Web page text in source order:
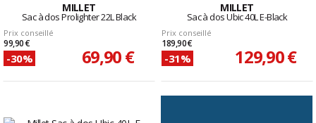
MILLET
Sac à dos Prolighter 22L Black
Prix conseillé
99,90 €
-30% 69,90 €
MILLET
Sac à dos Ubic 40L E-Black
Prix conseillé
189,90 €
-31% 129,90 €